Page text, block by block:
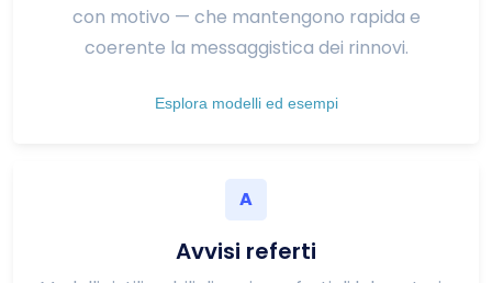
con motivo — che mantengono rapida e
coerente la messaggistica dei rinnovi.
Esplora modelli ed esempi
A
Avvisi referti